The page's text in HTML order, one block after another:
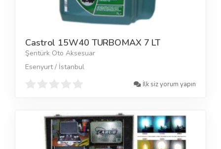
Castrol 15W40 TURBOMAX 7 LT
Şentürk Oto Aksesuar
Esenyurt / İstanbul
İlk siz yorum yapın